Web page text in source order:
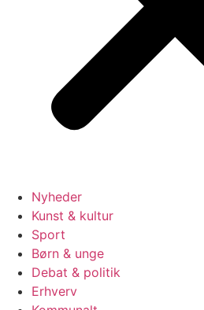
Nyheder
Kunst & kultur
Sport
Børn & unge
Debat & politik
Erhverv